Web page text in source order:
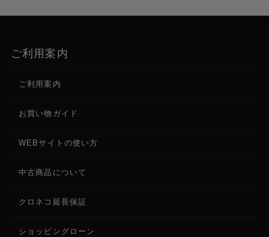
ご利用案内
ご利用案内
お買い物ガイド
WEBサイトの使い方
中古商品について
クロネコ延長保証
ショッピングローン